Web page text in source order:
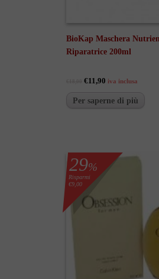
BioKap Maschera
Riparatrice 200ml
€11,90 iva inclusa
Per saperne di più
29%
Risparmi
€9,00